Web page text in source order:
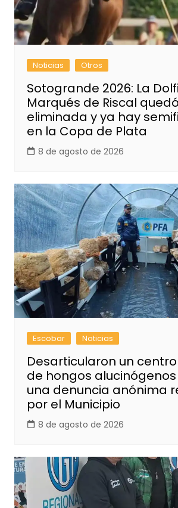
Noticias Otros
Sotogrande 2026: La
Marqués de Riscal quedó
eliminada y ya hay
en la Copa de Plata
8 de agosto de 2026
Escobar Noticias
Desarticularon un
de hongos
una denuncia anónima
por el Municipio
8 de agosto de 2026